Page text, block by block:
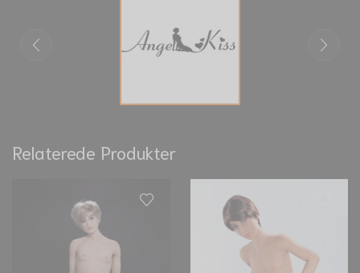
Relaterede Produkter